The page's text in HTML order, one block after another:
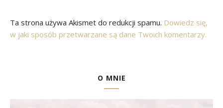
Ta strona używa Akismet do redukcji spamu. Dowiedz się,
w jaki sposób przetwarzane są dane Twoich komentarzy.
O MNIE